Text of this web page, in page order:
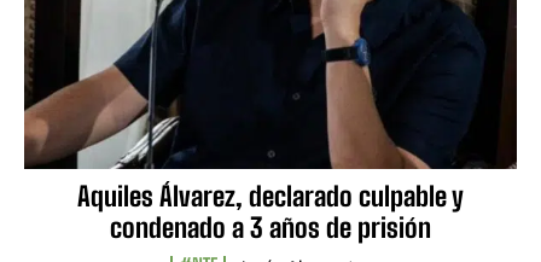
Aquiles Álvarez, declarado culpable y
condenado a 3 años de prisión